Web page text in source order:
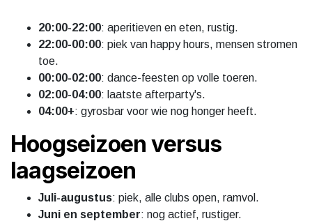
20:00-22:00: aperitieven en eten, rustig.
22:00-00:00: piek van happy hours, mensen stromen
toe.
00:00-02:00: dance-feesten op volle toeren.
02:00-04:00: laatste afterparty's.
04:00+: gyrosbar voor wie nog honger heeft.
Hoogseizoen versus
laagseizoen
Juli-augustus: piek, alle clubs open, ramvol.
Juni en september: nog actief, rustiger.